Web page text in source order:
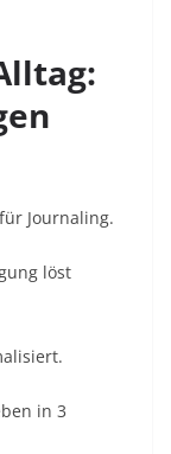
Journaling.​
löst
in 3